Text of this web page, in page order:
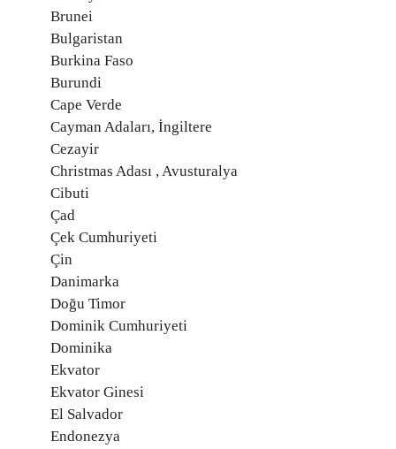
Brunei
Bulgaristan
Burkina Faso
Burundi
Cape Verde
Cayman Adaları, İngiltere
Cezayir
Christmas Adası , Avusturalya
Cibuti
Çad
Çek Cumhuriyeti
Çin
Danimarka
Doğu Timor
Dominik Cumhuriyeti
Dominika
Ekvator
Ekvator Ginesi
El Salvador
Endonezya